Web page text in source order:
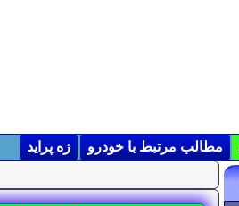
مطالب مرتبط با خودرو زه پراید